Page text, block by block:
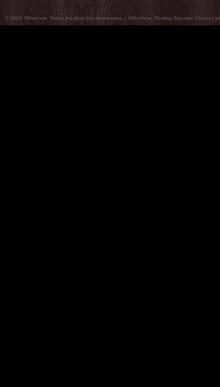
© 2026 5Rhythms. Todos los derechos reservados. | 5Rhythms, Flowing Staccato Chaos